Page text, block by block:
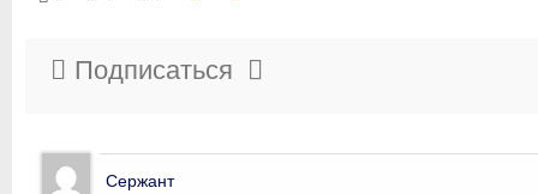
Подписаться
Сержант